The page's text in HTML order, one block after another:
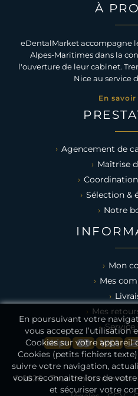
À
eDentalMarket accompagne
Alpes-Maritimes dans la
l'ouverture de leur cabinet.
Nice au service
En savoir
Agencement de
Maîtrise
Sélection &
Notre
Mon
Mes
Mes
Service
En poursuivant votre
vous acceptez l’utilisation
Cookies sur votre appareil
Cookies (petits fichiers
suivre votre navigation,
vous reconnaitre lors de
et sécuriser votre
© 2026 - Tous droits réservés